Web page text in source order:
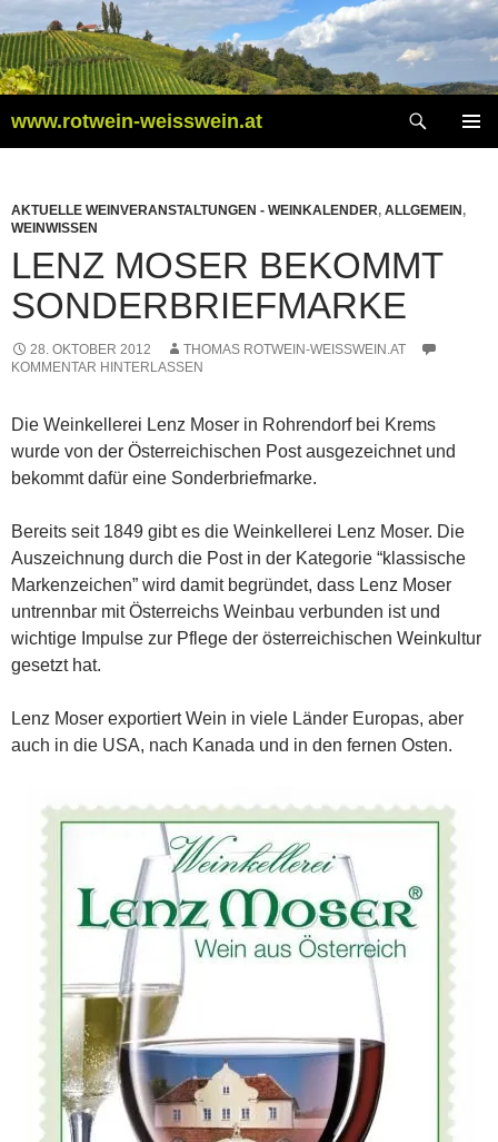
Inhalt
springen
www.rotwein-weisswein.at
AKTUELLE WEINVERANSTALTUNGEN - WEINKALENDER, ALLGEMEIN ,
WEINWISSEN
LENZ MOSER BEKOMMT
SONDERBRIEFMARKE
28. OKTOBER 2012
THOMAS ROTWEIN-WEISSWEIN.AT
KOMMENTAR HINTERLASSEN
Die Weinkellerei Lenz Moser in Rohrendorf bei Krems
wurde von der Österreichischen Post ausgezeichnet und
bekommt dafür eine Sonderbriefmarke.
Bereits seit 1849 gibt es die Weinkellerei Lenz Moser. Die
Auszeichnung durch die Post in der Kategorie “klassische
Markenzeichen” wird damit begründet, dass Lenz Moser
untrennbar mit Österreichs Weinbau verbunden ist und
wichtige Impulse zur Pflege der österreichischen Weinkultur
gesetzt hat.
Lenz Moser exportiert Wein in viele Länder Europas, aber
auch in die USA, nach Kanada und in den fernen Osten.